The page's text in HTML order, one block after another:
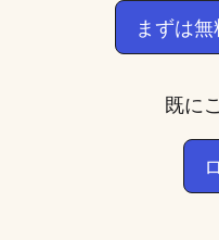
まずは
既に